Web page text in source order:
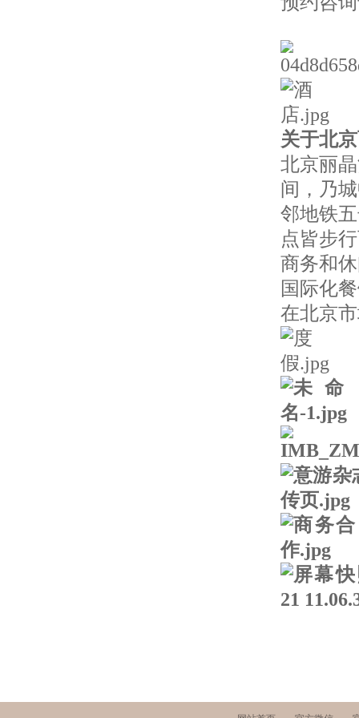
关于北
北京丽
间，乃
邻地铁
点皆步
商务和
国际化
在北京